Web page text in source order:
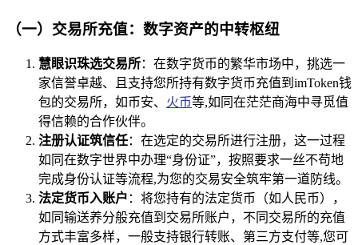
（一）交易所充值：数字资产的中转枢纽
慧眼识珠选交易所：在数字货币的繁华市场中，挑选一
家信誉卓越、且支持您所持有数字货币充值到imToken钱
包的交易所，如币安、 火币等,如同在茫茫商海中寻觅值
得信赖的合作伙伴。
注册认证筑信任：在选定的交易所进行注册，这一过程
如同在数字世界中办理“身份证”，按照要求一丝不苟地
完成身份认证等流程,为您的交易安全筑牢第一道防线。
法定货币入账户 ：将您持有的法定货币（如人民币），
如同输送养分般充值到交易所账户，不同交易所的充值
方式丰富多样，一般支持银行转账、第三方支付等,您可